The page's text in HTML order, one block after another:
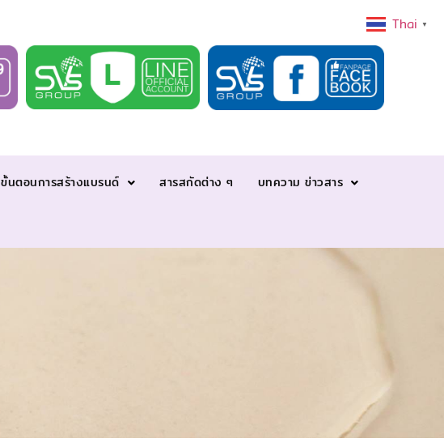
ขั้นตอนการสร้างแบรนด์ สารสกัดต่าง ๆ บทความ ข่าวสาร
Thai ▼